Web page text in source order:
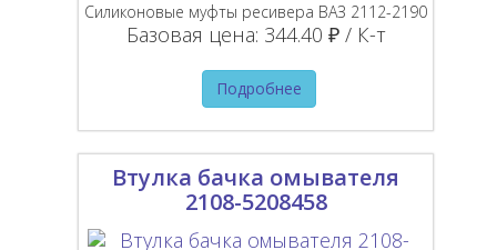
Силиконовые муфты ресивера ВАЗ 2112-2190
Базовая цена: 344.40 ₽ / К-т
Подробнее
Втулка бачка омывателя
2108-5208458